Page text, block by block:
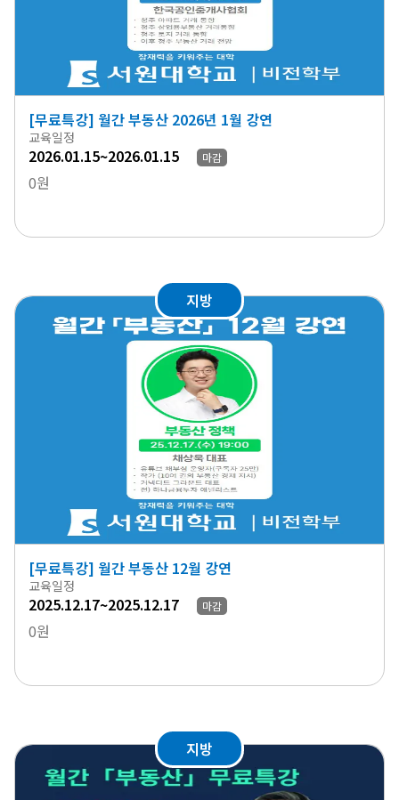
[무료특강] 월간 부동산 2026년 1월 강연
교육일정
2026.01.15~2026.01.15 마감
0원
지방
[무료특강] 월간 부동산 12월 강연
교육일정
2025.12.17~2025.12.17 마감
0원
지방